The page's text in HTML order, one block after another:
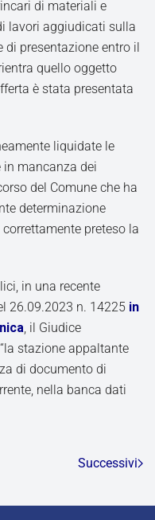
di materiali e
lavori aggiudicati sulla
di presentazione entro il
quello oggetto
è stata presentata
liquidate le
mancanza dei
del Comune che ha
determinazione
preteso la
in una recente
26.09.2023 n. 14225 in
, il Giudice
stazione appaltante
di documento di
nella banca dati
Successivi